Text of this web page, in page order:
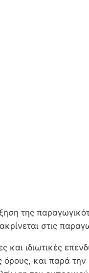
της
στις
και ιδιωτικές
όρους, και παρά